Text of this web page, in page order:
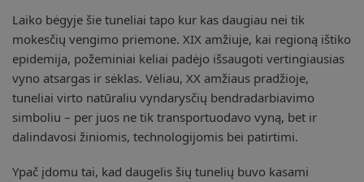
Laiko bėgyje šie tuneliai tapo kur kas daugiau nei tik
mokesčių vengimo priemone. XIX amžiuje, kai regioną ištiko
epidemija, požeminiai keliai padėjo išsaugoti vertingiausias
vyno atsargas ir sėklas. Vėliau, XX amžiaus pradžioje,
tuneliai virto natūraliu vyndarysčių bendradarbiavimo
simboliu – per juos ne tik transportuodavo vyną, bet ir
dalindavosi žiniomis, technologijomis bei patirtimi.
Ypač įdomu tai, kad daugelis šių tunelių buvo kasami